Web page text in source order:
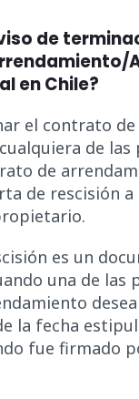
de
en Chile?
el contrato de
de las
de
de rescisión a
es un
una de las
la fecha
fue firmado